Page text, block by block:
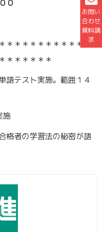
お問い
合わせ
資料請
求
０
＊＊＊＊＊＊＊＊＊＊＊
＊＊＊＊＊＊
テスト実施。範囲１４
施
格者の学習法の秘密が語